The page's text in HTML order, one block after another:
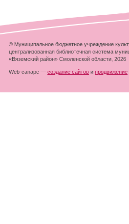
© Муниципальное бюджетное учреждение
централизованная библиотечная система
«Вяземский район» Смоленской области, 2026
Web-canape — создание сайтов и продвижение